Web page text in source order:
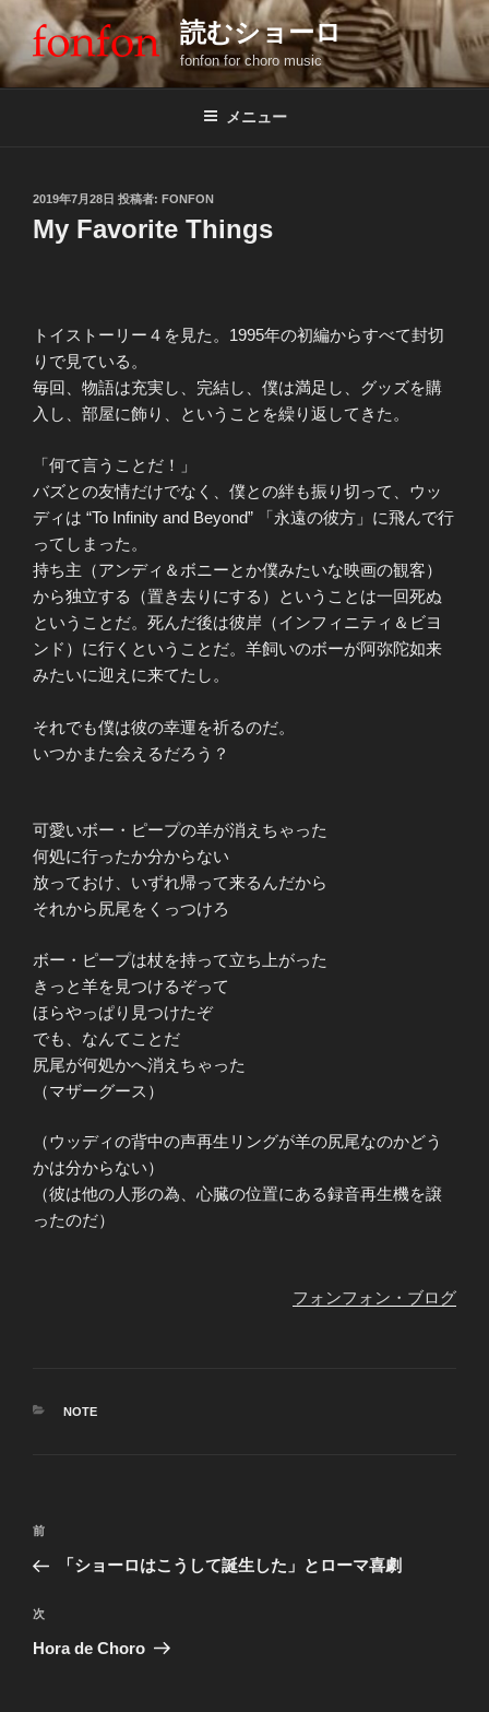
コ
テ
ン
読むショーロ
fonfon for choro music
メニュー
投
稿
日:
2019年7月28日 投稿者: FONFON
My Favorite Things
トイストーリー４を見た。1995年の初編からすべて封切
りで見ている。
毎回、物語は充実し、完結し、僕は満足し、グッズを購
入し、部屋に飾り、ということを繰り返してきた。
「何て言うことだ！」
バズとの友情だけでなく、僕との絆も振り切って、ウッ
ディは “To Infinity and Beyond” 「永遠の彼方」に飛んで行
ってしまった。
持ち主（アンディ＆ボニーとか僕みたいな映画の観客）
から独立する（置き去りにする）ということは一回死ぬ
ということだ。死んだ後は彼岸（インフィニティ＆ビヨ
ンド）に行くということだ。羊飼いのボーが阿弥陀如来
みたいに迎えに来てたし。
それでも僕は彼の幸運を祈るのだ。
いつかまた会えるだろう？
可愛いボー・ピープの羊が消えちゃった
何処に行ったか分からない
放っておけ、いずれ帰って来るんだから
それから尻尾をくっつけろ
ボー・ピープは杖を持って立ち上がった
きっと羊を見つけるぞって
ほらやっぱり見つけたぞ
でも、なんてことだ
尻尾が何処かへ消えちゃった
（マザーグース）
（ウッディの背中の声再生リングが羊の尻尾なのかどう
かは分からない）
（彼は他の人形の為、心臓の位置にある録音再生機を譲
ったのだ）
フォンフォン・ブログ
カ
NOTE
投
ナ
ビ
ゲ
前
の
稿
前
「ショーロはこうして誕生した」とローマ喜劇
次
の
次
Hora de Choro